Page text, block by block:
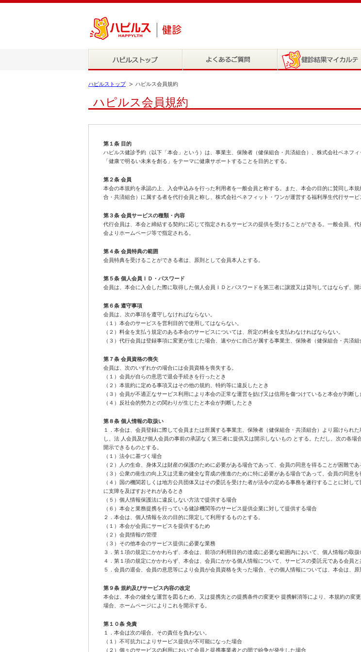
ハピルストップ ハピルス会員規約
ハピルス会員規約
第１条 目的
ハピルス健診予約（以下「本会」という）は、事業主、保険者（健保組合・共済組合）、株式会社ベネフ
「健康で明るい未来を創る」をテーマに健康サポートすることを目的とする。
第２条 会員
本会の本規約を承認の上、入会申込みを行った利用者を一般会員と称する。また、本会の目的に賛同し本
合・共済組合）に属する者を代行会員と称し、株式会社ベネフィット・ワンが運営する福利厚生代行サービ
第３条 会員サービスの種類・内容
代行会員は、本会と締結する契約に応じて指定されるサービスの提供を受けることができる。一般会員、
会よりホームページ等で指定される。
第４条 会員特典の範囲
会員特典を受けることができる者は、原則として会員本人とする。
第５条 個人会員ＩＤ・パスワード
会員は、本会に入会した際に取得した個人会員ＩＤとパスワードを第三者に譲渡又は貸与してはならず、
第６条 遵守事項
会員は、次の事項を遵守しなければならない。
（１）本会のサービスを営利目的で使用してはならない。
（２）料金を支払う規定のある本会のサービスについては、所定の料金を支払わなければならない。
（３）代行会員は登録事項に変更が生じた場合、速やかに自己が属する事業主、保険者（健保組合・共済
第７条 会員資格の喪失
会員は、次のいずれかの場合には会員資格を喪失する。
（１）会員が自らの意思で退会手続きを行ったとき
（２）本規約に定める事項又はその他の規約、特約等に違反したとき
（３）会員が不適正なサービス利用により本会の正常な運営を妨げ又は信用を傷つけていると本会が判断し
（４）反社会的勢力との関わりが生じたと本会が判断したとき
第８条 個人情報の取扱い
１．本会は、会員登録に際して会員または所属する事業主、保険者（健保組合・共済組合）より届けられ
し、法 人会員及び個人会員の事前の承諾なく第三者に提供又は開示しないもの とする。ただし、次の各
開示できるものとする。
（１）法令に基づく場合
（２）人の生命、身体又は財産の保護のために必要がある場合であって、会員の同意を得ることが困難であ
（３）公衆の衛生の向上又は児童の健全な育成の推進のために特に必要がある場合であって、会員の同意
（４）国の機関若しくは地方公共団体又はその委託を受けた者が法令の定める事務を遂行することに対
に支障を及ぼすおそれがあるとき
（５）個人情報保護法に違反しない方法で提供する場合
（６）本会と業務提携を行っている健診機関等のサービス提供企業に対して提供する場合
２．本会は、個人情報を次の目的に限定して利用するものとする。
（１）本会が会員にサービスを提供するため
（２）会員情報の管理
（３）その他本会のサービス提供に必要な業務
３．第１項の規定にかかわらず、本会は、前項の利用目的の達成に必要な範囲内において、個人情報の取
４．第１項の規定にかかわらず、本会は、会員にかかる個人情報について、サービスの委託元である会員と
５．会員の退会、会員の意思等により会員が会員資格を失った場合、その個人情報については、本会は、原
第９条 規約及びサービス内容の改定
本会は、本会の健全な運営を図るため、又は提携先との提携条件の変更や 提携解消等により、本規約の変
場合、ホームページによりこれを開示する。
第１０条 免責
１．本会は次の場合、その責任を負わない。
（１）不可抗力によりサービス提供が不可能になった場合
（２）個々のサービスの利用において会員と提携事業者との間で紛争が発生した場合